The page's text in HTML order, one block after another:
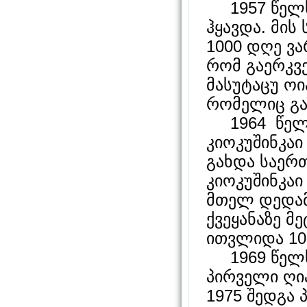
1957 წელს
ჰყავდა.
1000 დღე
რომ
მასუტაცუ
რომელიც
1964
გახდა
მთელ
ქვეყანაზე
ითვლიდა 10
1969
პირველი
1975